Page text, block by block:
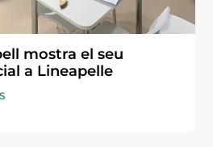
mostra el seu
a Lineapelle